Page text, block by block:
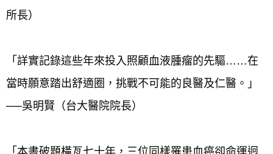
所長）
「詳實記錄這些年來投入照顧血液腫瘤的先驅……在
當時願意踏出舒適圈，挑戰不可能的良醫及仁醫。」
──吳明賢（台大醫院院長）